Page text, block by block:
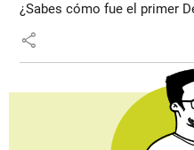
¿Sabes cómo fue el primer
share